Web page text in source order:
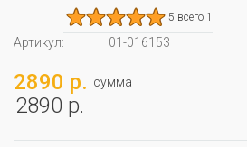
5 всего 1
Артикул:
01-016153
2890 р. сумма
2890 р.